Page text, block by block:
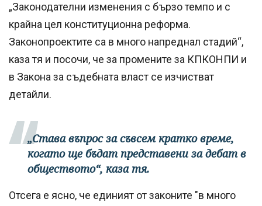
„Законодателни изменения с бързо темпо и с
крайна цел конституционна реформа.
Законопроектите са в много напреднал стадий“,
каза тя и посочи, че за промените за КПКОНПИ и
в Закона за съдебната власт се изчистват
детайли.
„Става въпрос за съвсем кратко време,
когато ще бъдат представени за дебат в
обществото“, каза тя.
Отсега е ясно, че единият от законите "в много